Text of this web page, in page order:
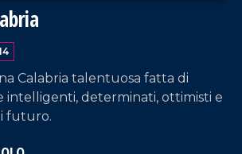
Calabria talentuosa fatta di
intelligenti, determinati, ottimisti e
futuro.